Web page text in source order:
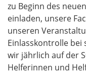
zu Beginn des
einladen, unsere
unseren
Einlasskontrolle
wir jährlich auf der
Helferinnen und